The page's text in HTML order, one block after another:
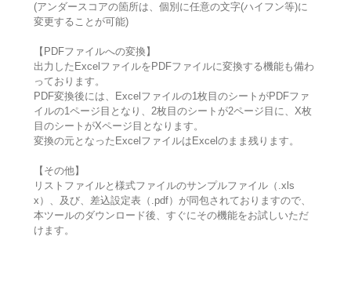
(アンダースコアの箇所は、個別に任意の文字(ハイフン等)に
変更することが可能)
【PDFファイルへの変換】
出力したExcelファイルをPDFファイルに変換する機能も備わ
っております。
PDF変換後には、Excelファイルの1枚目のシートがPDFファ
イルの1ページ目となり、2枚目のシートが2ページ目に、X枚
目のシートがXページ目となります。
変換の元となったExcelファイルはExcelのまま残ります。
【その他】
リストファイルと様式ファイルのサンプルファイル（.xls
x）、及び、差込設定表（.pdf）が同包されておりますので、
本ツールのダウンロード後、すぐにその機能をお試しいただ
けます。